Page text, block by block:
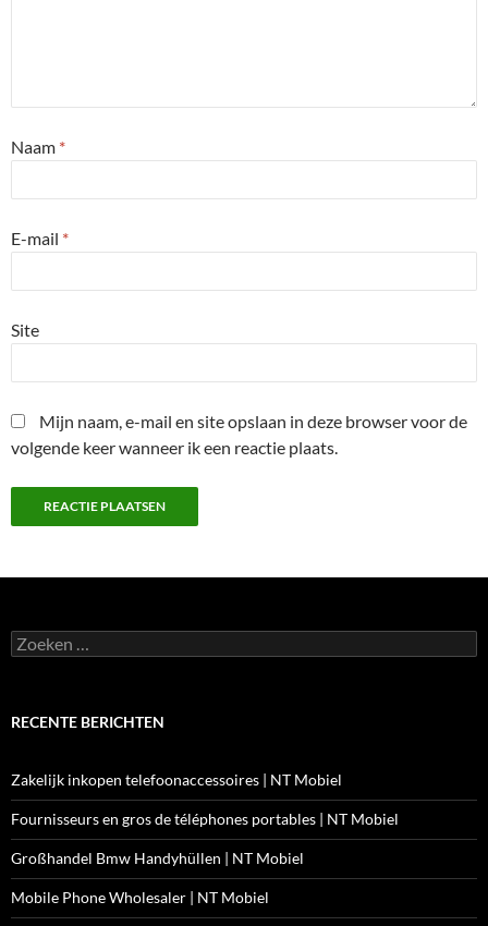
Naam *
E-mail *
Site
Mijn naam, e-mail en site opslaan in deze browser voor de
volgende keer wanneer ik een reactie plaats.
Zoeken
naar:
RECENTE BERICHTEN
Zakelijk inkopen telefoonaccessoires | NT Mobiel
Fournisseurs en gros de téléphones portables | NT Mobiel
Großhandel Bmw Handyhüllen | NT Mobiel
Mobile Phone Wholesaler | NT Mobiel